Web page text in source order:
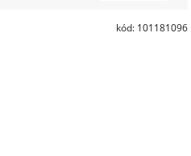
kód: 101181096